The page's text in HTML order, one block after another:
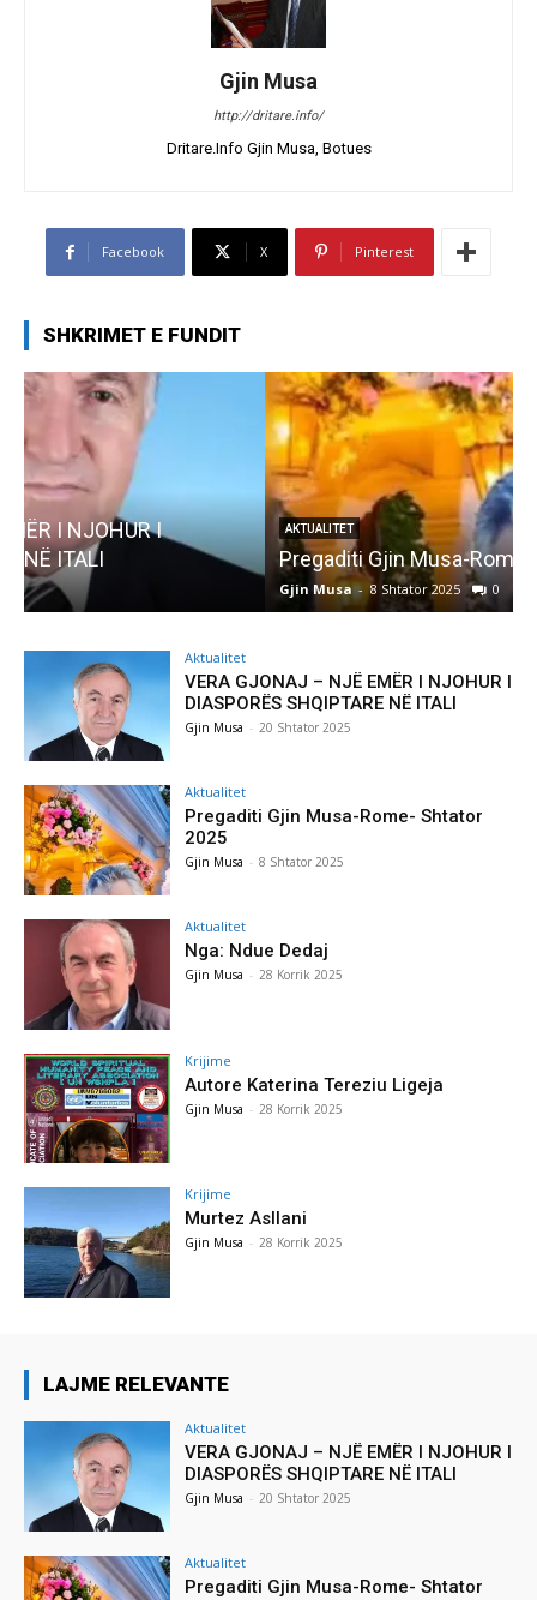
Gjin Musa
http://dritare.info/
Dritare.Info Gjin Musa, Botues
Facebook X Pinterest
SHKRIMET E FUNDIT
AKTUALITET
Pregaditi Gjin Musa-Rome- Shtator 2025
Gjin Musa
Aktualitet
VERA GJONAJ – NJË EMËR I NJOHUR I
DIASPORËS SHQIPTARE NË ITALI
Gjin Musa - 20 Shtator 2025
Aktualitet
Pregaditi Gjin Musa-Rome- Shtator
2025
Gjin Musa - 8 Shtator 2025
Aktualitet
Nga: Ndue Dedaj
Gjin Musa - 28 Korrik 2025
Krijime
Autore Katerina Tereziu Ligeja
Gjin Musa - 28 Korrik 2025
Krijime
Murtez Asllani
Gjin Musa - 28 Korrik 2025
LAJME RELEVANTE
Aktualitet
VERA GJONAJ – NJË EMËR I NJOHUR I
DIASPORËS SHQIPTARE NË ITALI
Gjin Musa - 20 Shtator 2025
Aktualitet
Pregaditi Gjin Musa-Rome- Shtator